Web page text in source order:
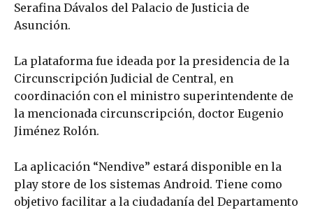
Serafina Dávalos del Palacio de Justicia de
Asunción.
La plataforma fue ideada por la presidencia de la
Circunscripción Judicial de Central, en
coordinación con el ministro superintendente de
la mencionada circunscripción, doctor Eugenio
Jiménez Rolón.
La aplicación “Nendive” estará disponible en la
play store de los sistemas Android. Tiene como
objetivo facilitar a la ciudadanía del Departamento